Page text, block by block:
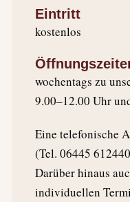
Eintritt
kostenlos
wochentags zu
9.00–12.00 Uhr
Eine telefonische
(Tel. 06445
Darüber hinaus
individuellen